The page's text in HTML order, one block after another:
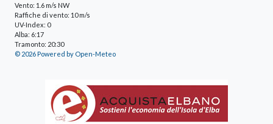
Vento: 1.6 m/s NW
Raffiche di vento: 10 m/s
UV-Index: 0
Alba: 6:17
Tramonto: 20:30
© 2026 Powered by Open-Meteo